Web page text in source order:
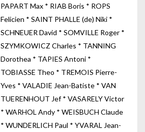
PAPART Max * RIAB Boris * ROPS
Felicien * SAINT PHALLE (de) Niki *
SCHNEUER David * SOMVILLE Roger *
SZYMKOWICZ Charles * TANNING
Dorothea * TAPIES Antoni *
TOBIASSE Theo * TREMOIS Pierre-
Yves * VALADIE Jean-Batiste * VAN
TUERENHOUT Jef * VASARELY Victor
* WARHOL Andy * WEISBUCH Claude
* WUNDERLICH Paul * YVARAL Jean-